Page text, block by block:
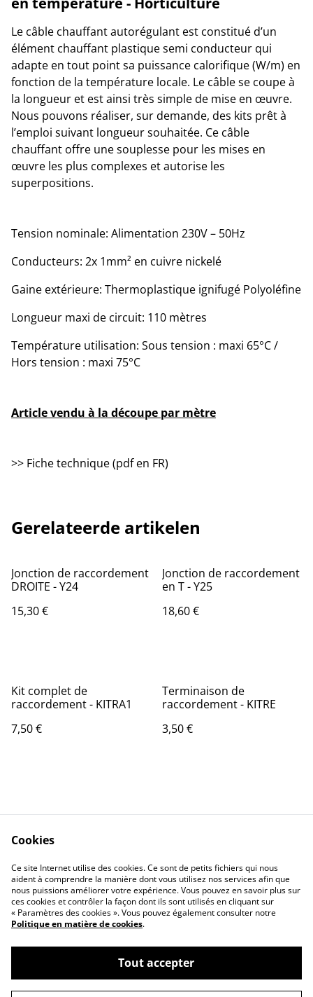
Le câble chauffant autorégulant est constitué d’un
élément chauffant plastique semi conducteur qui
adapte en tout point sa puissance calorifique (W/m) en
fonction de la température locale. Le câble se coupe à
la longueur et est ainsi très simple de mise en œuvre.
Nous pouvons réaliser, sur demande, des kits prêt à
l’emploi suivant longueur souhaitée. Ce câble
chauffant offre une souplesse pour les mises en
œuvre les plus complexes et autorise les
superpositions.
Tension nominale: Alimentation 230V – 50Hz
Conducteurs: 2x 1mm² en cuivre nickelé
Gaine extérieure: Thermoplastique ignifugé Polyoléfine
Longueur maxi de circuit: 110 mètres
Température utilisation: Sous tension : maxi 65°C /
Hors tension : maxi 75°C
Article vendu à la découpe par mètre
>> Fiche technique (pdf en FR)
Gerelateerde artikelen
Jonction de raccordement
DROITE - Y24
15,30 €
Jonction de raccordement
en T - Y25
18,60 €
Kit complet de
raccordement - KITRA1
7,50 €
Terminaison de
raccordement - KITRE
3,50 €
Politique de
confidentialité
Politique de cookies
©2026PASTEC HEATING
Cookies
Ce site Internet utilise des cookies. Ce sont de petits fichiers qui nous
aident à comprendre la manière dont vous utilisez nos services afin que
nous puissions améliorer votre expérience. Vous pouvez en savoir plus sur
ces cookies et contrôler la façon dont ils sont utilisés en cliquant sur
« Paramètres des cookies ». Vous pouvez également consulter notre
Politique en matière de cookies.
Tout accepter